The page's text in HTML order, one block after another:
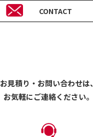
CONTACT
お見積り・お問い合わせは、
お気軽にご連絡ください。